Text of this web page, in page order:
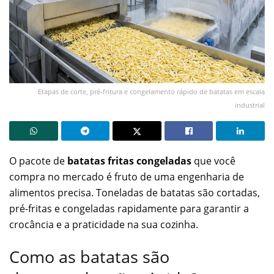
Etapas de corte, pré-fritura e congelamento rápido de batatas em escala
industrial
O pacote de batatas fritas congeladas que você
compra no mercado é fruto de uma engenharia de
alimentos precisa. Toneladas de batatas são cortadas,
pré-fritas e congeladas rapidamente para garantir a
crocância e a praticidade na sua cozinha.
Como as batatas são